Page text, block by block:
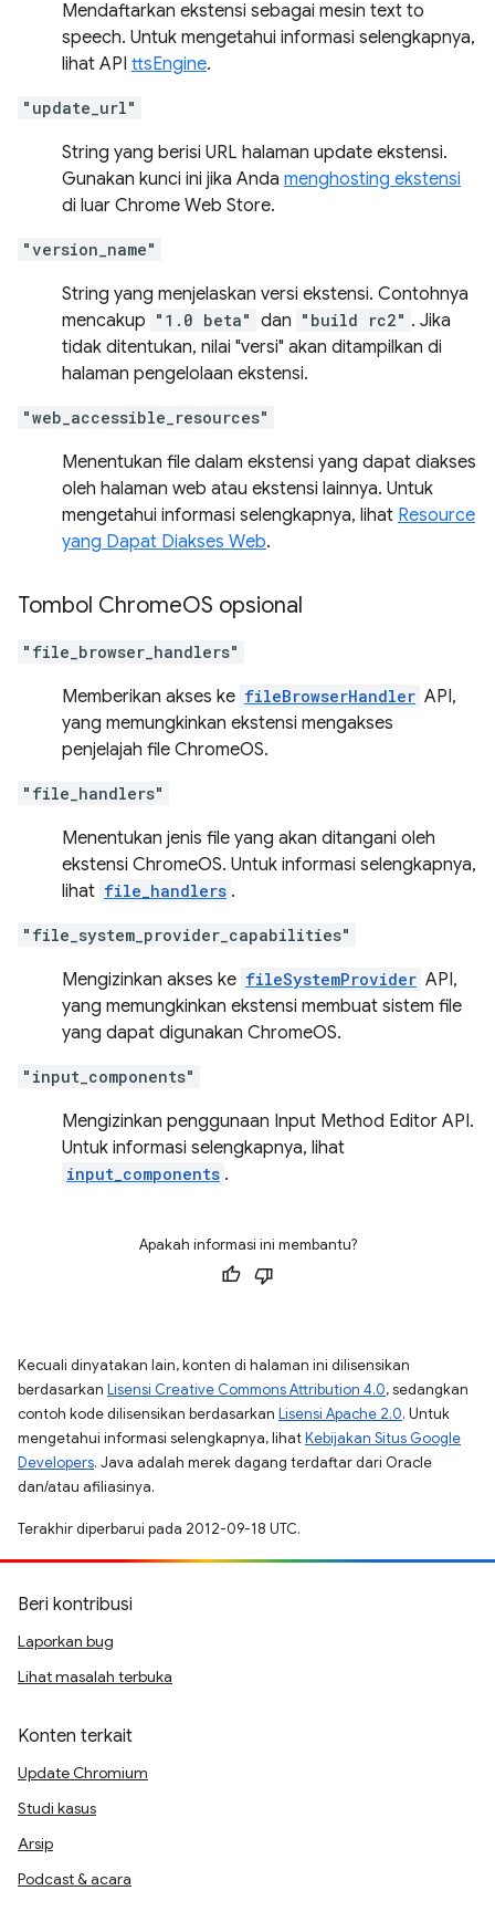
Mendaftarkan ekstensi sebagai mesin text to
speech. Untuk mengetahui informasi selengkapnya,
lihat API ttsEngine.
"update_url"
String yang berisi URL halaman update ekstensi.
Gunakan kunci ini jika Anda menghosting ekstensi
di luar Chrome Web Store.
"version_name"
String yang menjelaskan versi ekstensi. Contohnya
mencakup "1.0 beta" dan "build rc2" . Jika
tidak ditentukan, nilai "versi" akan ditampilkan di
halaman pengelolaan ekstensi.
"web_accessible_resources"
Menentukan file dalam ekstensi yang dapat diakses
oleh halaman web atau ekstensi lainnya. Untuk
mengetahui informasi selengkapnya, lihat Resource
yang Dapat Diakses Web.
Tombol ChromeOS opsional
"file_browser_handlers"
Memberikan akses ke fileBrowserHandler API,
yang memungkinkan ekstensi mengakses
penjelajah file ChromeOS.
"file_handlers"
Menentukan jenis file yang akan ditangani oleh
ekstensi ChromeOS. Untuk informasi selengkapnya,
lihat file_handlers .
"file_system_provider_capabilities"
Mengizinkan akses ke fileSystemProvider API,
yang memungkinkan ekstensi membuat sistem file
yang dapat digunakan ChromeOS.
"input_components"
Mengizinkan penggunaan Input Method Editor API.
Untuk informasi selengkapnya, lihat
input_components .
Apakah informasi ini membantu?
Kecuali dinyatakan lain, konten di halaman ini dilisensikan
berdasarkan Lisensi Creative Commons Attribution 4.0, sedangkan
contoh kode dilisensikan berdasarkan Lisensi Apache 2.0. Untuk
mengetahui informasi selengkapnya, lihatKebijakan Situs Google
Developers. Java adalah merek dagang terdaftar dari Oracle
dan/atau afiliasinya.
Terakhir diperbarui pada 2012-09-18 UTC.
Beri kontribusi
Laporkan bug
Lihat masalah terbuka
Konten terkait
Update Chromium
Studi kasus
Arsip
Podcast & acara